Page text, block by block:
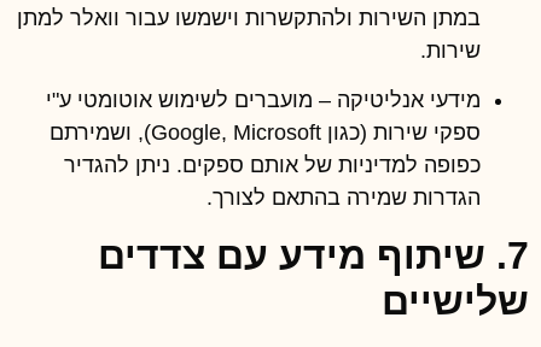
במתן השירות ולהתקשרות וישמשו עבור וואלר למתן
שירות.
מידעי אנליטיקה – מועברים לשימוש אוטומטי ע"י
ספקי שירות (כגון Google, Microsoft), ושמירתם
כפופה למדיניות של אותם ספקים. ניתן להגדיר
הגדרות שמירה בהתאם לצורך.
7. שיתוף מידע עם צדדים
שלישיים